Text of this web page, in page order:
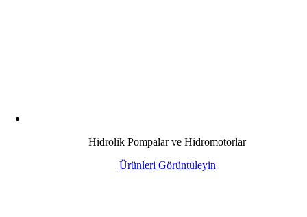
Hidrolik Pompalar ve Hidromotorlar
Ürünleri Görüntüleyin